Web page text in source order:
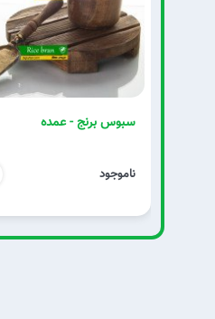
سبوس برنج - عمده
ناموجود